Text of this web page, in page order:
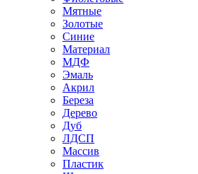
Мятные
Золотые
Синие
Материал
МДФ
Эмаль
Акрил
Береза
Дерево
Дуб
ЛДСП
Массив
Пластик